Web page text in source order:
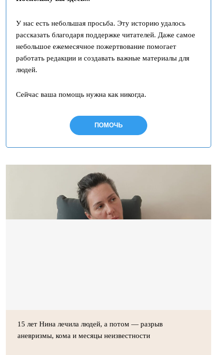
У нас есть небольшая просьба. Эту историю удалось
рассказать благодаря поддержке читателей. Даже самое
небольшое ежемесячное пожертвование помогает
работать редакции и создавать важные материалы для
людей.
Сейчас ваша помощь нужна как никогда.
ПОМОЧЬ
15 лет Нина лечила людей, а потом — разрыв
аневризмы, кома и месяцы неизвестности